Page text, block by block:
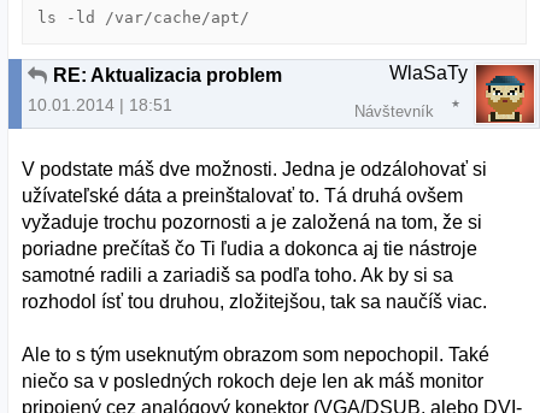
RE: Aktualizacia problem
10.01.2014 | 18:51
WlaSaTy
Návštevník
V podstate máš dve možnosti. Jedna je odzálohovať si
užívateľské dáta a preinštalovať to. Tá druhá ovšem
vyžaduje trochu pozornosti a je založená na tom, že si
poriadne prečítaš čo Ti ľudia a dokonca aj tie nástroje
samotné radili a zariadiš sa podľa toho. Ak by si sa
rozhodol ísť tou druhou, zložitejšou, tak sa naučíš viac.
Ale to s tým useknutým obrazom som nepochopil. Také
niečo sa v posledných rokoch deje len ak máš monitor
pripojený cez analógový konektor (VGA/DSUB, alebo DVI-